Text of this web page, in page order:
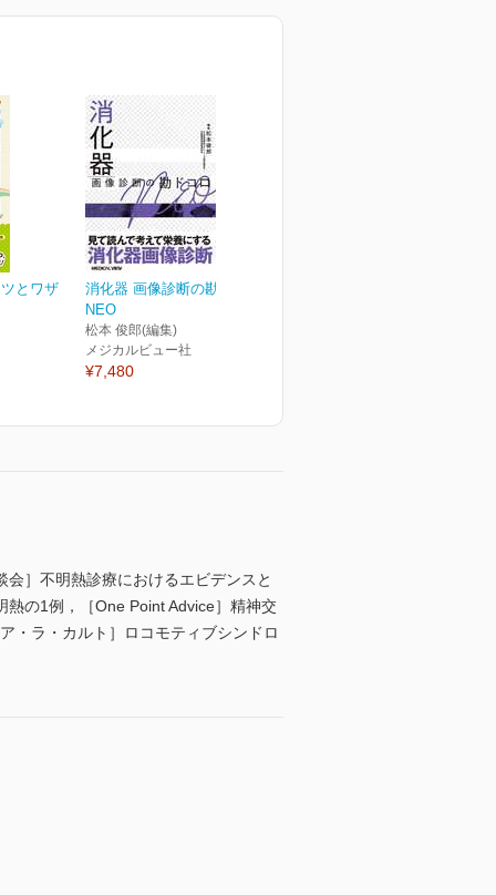
とワザ
消化器 画像診断の勘ドコロ
NEO
松本 俊郎(編集)
メジカルビュー社
¥7,480
］不明熱診療におけるエビデンスと
の1例，［One Point Advice］精神交
・ラ・カルト］ロコモティブシンドロ